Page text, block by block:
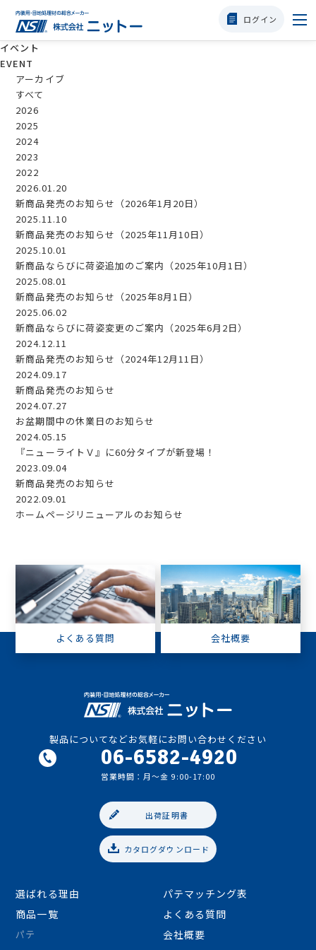
ログイン
06-6582-4920
営業時間：月〜金 9:00-17:00
選ばれる理由
商品一覧
タフクラック・P
使用方法
職人様の声
会社概要
よくある質問
カタログダウンロード
イベント
EVENT
アーカイブ
すべて
2026
2025
2024
2023
2022
2026.01.20
新商品発売のお知らせ（2026年1月20日）
2025.11.10
新商品発売のお知らせ（2025年11月10日）
2025.10.01
新商品ならびに荷姿追加のご案内（2025年10月1日）
2025.08.01
新商品発売のお知らせ（2025年8月1日）
2025.06.02
新商品ならびに荷姿変更のご案内（2025年6月2日）
2024.12.11
新商品発売のお知らせ（2024年12月11日）
2024.09.17
新商品発売のお知らせ
2024.07.27
お盆期間中の休業日のお知らせ
2024.05.15
『ニューライトＶ』に60分タイプが新登場！
2023.09.04
新商品発売のお知らせ
2022.09.01
ホームページリニューアルのお知らせ
よくある質問 会社概要
製品についてなどお気軽にお問い合わせください
06-6582-4920
営業時間：月〜金 9:00-17:00
出荷証明書
カタログダウンロード
選ばれる理由
商品一覧
パテ
パテマッチング表
よくある質問
会社概要